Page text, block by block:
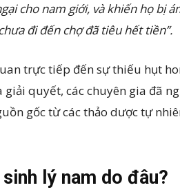
cho nam giới, và khiến họ bị
đi đến chợ đã tiêu hết tiền”.
trực tiếp đến sự thiếu hụt
quyết, các chuyên gia đã
gốc từ các thảo dược tự
lý nam do đâu?